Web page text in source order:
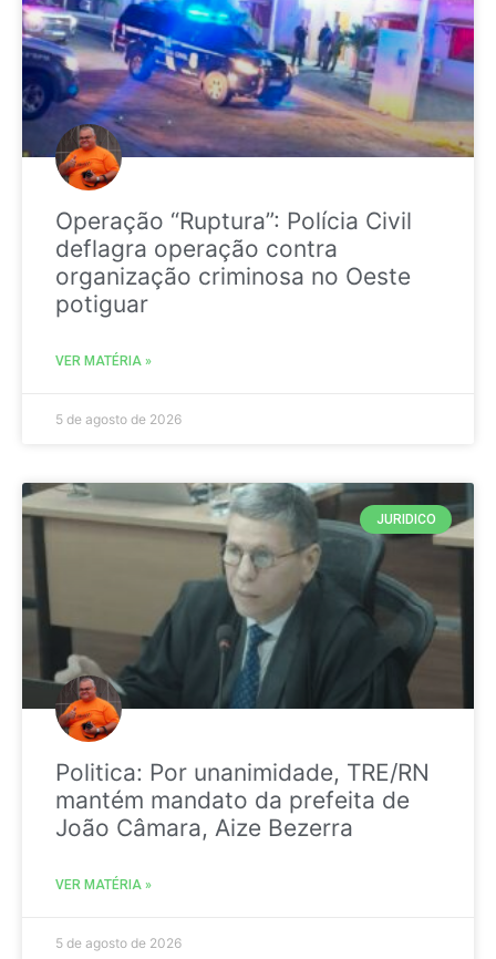
Operação “Ruptura”: Polícia Civil
deflagra operação contra
organização criminosa no Oeste
potiguar
VER MATÉRIA »
5 de agosto de 2026
JURIDICO
Politica: Por unanimidade, TRE/RN
mantém mandato da prefeita de
João Câmara, Aize Bezerra
VER MATÉRIA »
5 de agosto de 2026